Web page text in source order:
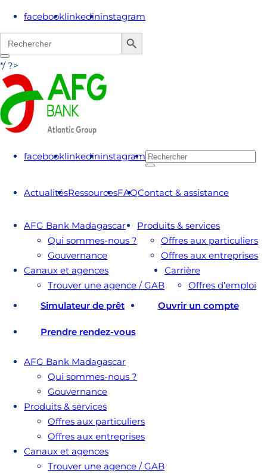
facebooklinkedininstagram
Search
for:
Search Button
*/ ?>
facebooklinkedininstagram
ActualitésRessourcesFAQContact & assistance
AFG Bank Madagascar
Qui sommes-nous ?
Gouvernance
Produits & services
Offres aux particuliers
Offres aux entreprises
Canaux et agences
Trouver une agence / GAB
Carrière
Offres d’emploi
Simulateur de prêt
Ouvrir un compte
Prendre rendez-vous
AFG Bank Madagascar
Qui sommes-nous ?
Gouvernance
Produits & services
Offres aux particuliers
Offres aux entreprises
Canaux et agences
Trouver une agence / GAB